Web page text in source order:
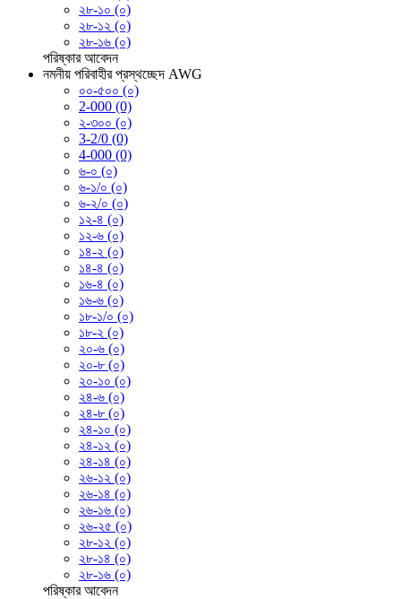
২৮-১০ (০)
২৮-১২ (০)
২৮-১৬ (০)
পরিষ্কার আবেদন
নমনীয় পরিবাহীর প্রস্থচ্ছেদ AWG
০০-৫০০ (০)
2-000 (0)
২-৩০০ (০)
3-2/0 (0)
4-000 (0)
৬-০ (০)
৬-১/০ (০)
৬-২/০ (০)
১২-৪ (০)
১২-৬ (০)
১৪-২ (০)
১৪-৪ (০)
১৬-৪ (০)
১৬-৬ (০)
১৮-১/০ (০)
১৮-২ (০)
২০-৬ (০)
২০-৮ (০)
২০-১০ (০)
২৪-৬ (০)
২৪-৮ (০)
২৪-১০ (০)
২৪-১২ (০)
২৪-১৪ (০)
২৬-১২ (০)
২৬-১৪ (০)
২৬-১৬ (০)
২৬-২৫ (০)
২৮-১২ (০)
২৮-১৪ (০)
২৮-১৬ (০)
পরিষ্কার আবেদন